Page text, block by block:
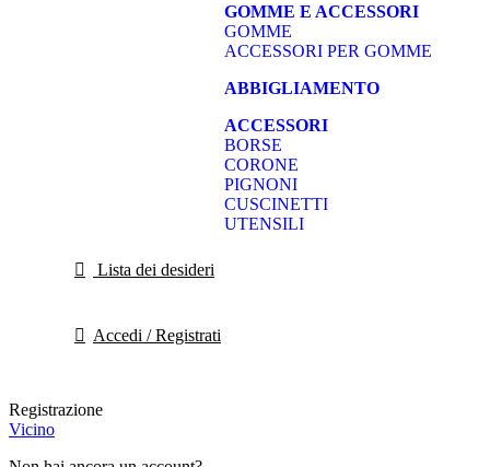
GOMME E ACCESSORI
GOMME
ACCESSORI PER GOMME
ABBIGLIAMENTO
ACCESSORI
BORSE
CORONE
PIGNONI
CUSCINETTI
UTENSILI
Lista dei desideri
Accedi / Registrati
Registrazione
Vicino